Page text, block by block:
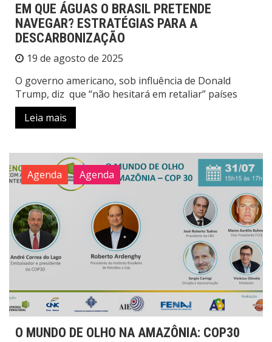
EM QUE ÁGUAS O BRASIL PRETENDE
NAVEGAR? ESTRATÉGIAS PARA A
DESCARBONIZAÇÃO
19 de agosto de 2025
O governo americano, sob influência de Donald
Trump, diz que “não hesitará em retaliar” países
Leia mais
Agenda Agenda
O MUNDO DE OLHO NA AMAZÔNIA: COP30